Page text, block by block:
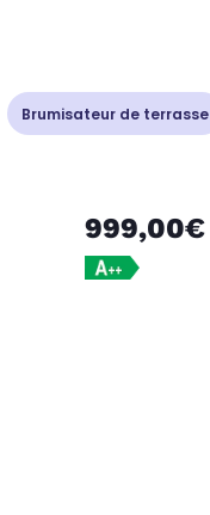
Brumisateur de terrasse
999,00€